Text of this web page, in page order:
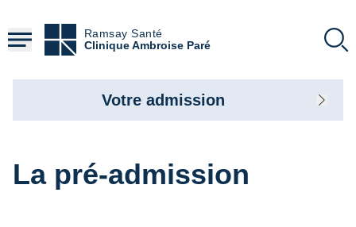
contenu
principal
Ramsay Santé
Clinique Ambroise Paré
La pré-admission
Votre admission